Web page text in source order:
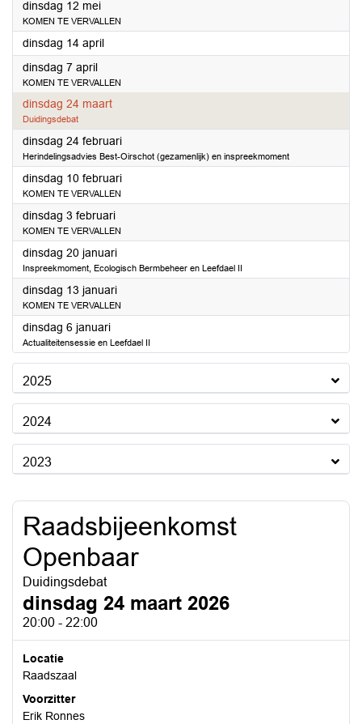
dinsdag 12 mei2026
KOMEN TE VERVALLEN
dinsdag 14 april2026
dinsdag 7 april2026
KOMEN TE VERVALLEN
dinsdag 24 maart2026
Duidingsdebat
dinsdag 24 februari2026
Herindelingsadvies Best-Oirschot (gezamenlijk) en inspreekmoment
dinsdag 10 februari2026
KOMEN TE VERVALLEN
dinsdag 3 februari2026
KOMEN TE VERVALLEN
dinsdag 20 januari2026
Inspreekmoment, Ecologisch Bermbeheer en Leefdael II
dinsdag 13 januari2026
KOMEN TE VERVALLEN
dinsdag 6 januari2026
Actualiteitensessie en Leefdael II
2025
2024
2023
Raadsbijeenkomst
Openbaar
Duidingsdebat
dinsdag 24 maart 2026
20:00 - 22:00
Locatie
Raadszaal
Voorzitter
Erik Ronnes